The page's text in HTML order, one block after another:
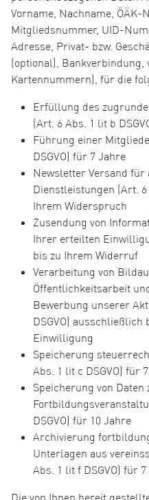
Vorname, Nachname,
Mitgliedsnummer, UID-
Adresse, Privat- bzw.
(optional),
Kartennummern), für die
Erfüllung des
(Art. 6 Abs. 1 lit b
Führung einer
DSGVO) für 7 Jahre
Newsletter Versand
Dienstleistungen (Art. 6
Ihrem Widerspruch
Zusendung von
Ihrer erteilten
bis zu Ihrem Widerruf
Verarbeitung von
Öffentlichkeitsarbeit
Bewerbung unserer
DSGVO)
Einwilligung
Speicherung
Abs. 1 lit c DSGVO) für
Speicherung von Daten
DSGVO) für 10 Jahre
Archivierung
Unterlagen aus
Abs. 1 lit f DSGVO) für